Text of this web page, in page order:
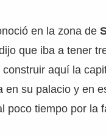
en la zona de
que iba a tener
aquí la
en su palacio y en
poco tiempo por la